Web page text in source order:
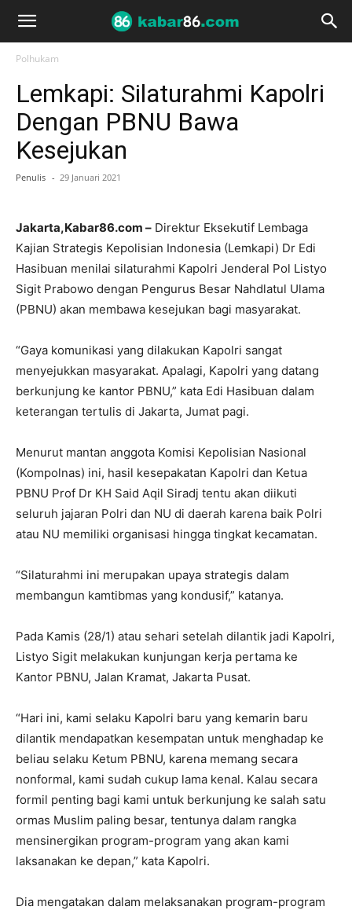
Polhukam
Lemkapi: Silaturahmi Kapolri
Dengan PBNU Bawa
Kesejukan
Penulis - 29 Januari 2021
Jakarta,Kabar86.com – Direktur Eksekutif Lembaga
Kajian Strategis Kepolisian Indonesia (Lemkapi) Dr Edi
Hasibuan menilai silaturahmi Kapolri Jenderal Pol Listyo
Sigit Prabowo dengan Pengurus Besar Nahdlatul Ulama
(PBNU) akan membawa kesejukan bagi masyarakat.
“Gaya komunikasi yang dilakukan Kapolri sangat
menyejukkan masyarakat. Apalagi, Kapolri yang datang
berkunjung ke kantor PBNU,” kata Edi Hasibuan dalam
keterangan tertulis di Jakarta, Jumat pagi.
Menurut mantan anggota Komisi Kepolisian Nasional
(Kompolnas) ini, hasil kesepakatan Kapolri dan Ketua
PBNU Prof Dr KH Said Aqil Siradj tentu akan diikuti
seluruh jajaran Polri dan NU di daerah karena baik Polri
atau NU memiliki organisasi hingga tingkat kecamatan.
“Silaturahmi ini merupakan upaya strategis dalam
membangun kamtibmas yang kondusif,” katanya.
Pada Kamis (28/1) atau sehari setelah dilantik jadi Kapolri,
Listyo Sigit melakukan kunjungan kerja pertama ke
Kantor PBNU, Jalan Kramat, Jakarta Pusat.
“Hari ini, kami selaku Kapolri baru yang kemarin baru
dilantik mendapatkan kesempatan untuk menghadap ke
beliau selaku Ketum PBNU, karena memang secara
nonformal, kami sudah cukup lama kenal. Kalau secara
formil penting bagi kami untuk berkunjung ke salah satu
ormas Muslim paling besar, tentunya dalam rangka
mensinergikan program-program yang akan kami
laksanakan ke depan,” kata Kapolri.
Dia mengatakan dalam melaksanakan program-program